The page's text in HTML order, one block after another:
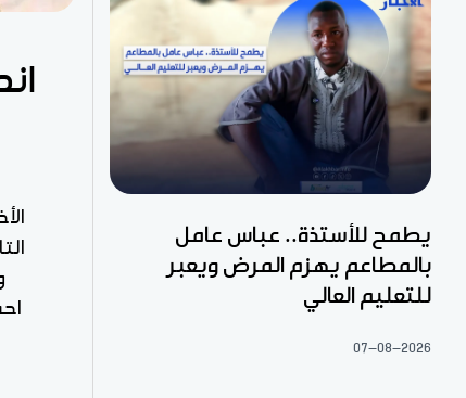
يطمح للأستذة.. عباس عامل
بالمطاعم يهزم المرض ويعبر
للتعليم العالي
07-08-2026